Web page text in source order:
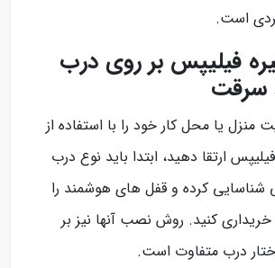
است.
فیلیپس بر روی درب
سرقت
منزل یا محل کار خود را با استفاده از
ارتقا دهید، ابتدا باید نوع درب
شناسایی کرده و قفل های هوشمند را
کنید. روش نصب آنها نیز بر
درب متفاوت است.